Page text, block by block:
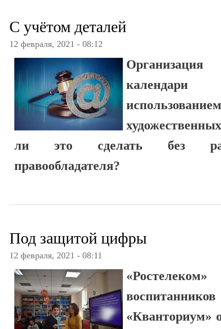
С учётом деталей
12 февраля, 2021 - 08:12
ли это сделать без
правообладателя?
Под защитой цифры
12 февраля, 2021 - 08:11
«Кванториум»